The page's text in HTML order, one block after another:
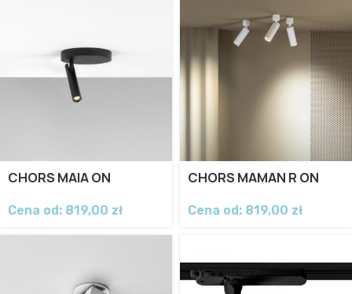
CHORS MAIA ON
Cena od: 819,00 zł
CHORS MAMAN R ON
Cena od: 819,00 zł